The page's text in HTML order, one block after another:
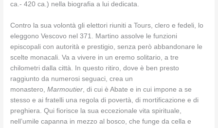
ca.- 420 ca.) nella biografia a lui dedicata.
Contro la sua volontà gli elettori riuniti a Tours, clero e fedeli, lo
eleggono Vescovo nel 371. Martino assolve le funzioni
episcopali con autorità e prestigio, senza però abbandonare le
scelte monacali. Va a vivere in un eremo solitario, a tre
chilometri dalla città. In questo ritiro, dove è ben presto
raggiunto da numerosi seguaci, crea un
monastero,Marmoutier, di cui è Abate e in cui impone a se
stesso e ai fratelli una regola di povertà, di mortificazione e di
preghiera. Qui fiorisce la sua eccezionale vita spirituale,
nell’umile capanna in mezzo al bosco, che funge da cella e